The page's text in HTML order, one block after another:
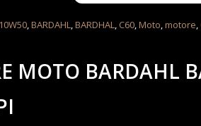
10W50,BARDAHL,BARDHAL, C60,Moto,motore,
MOTO BARDAHL